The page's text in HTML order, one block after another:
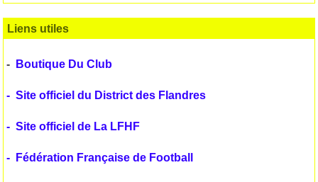
Liens utiles
- Boutique Du Club
- Site officiel du District des Flandres
- Site officiel de La LFHF
- Fédération Française de Football